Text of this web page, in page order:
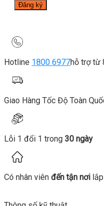
Hotline 1800 6977hỗ trợ từ
Giao Hàng Tốc Độ Toàn
Lỗi 1 đổi 1 trong 30 ngày
Có nhân viên đến tận nơi